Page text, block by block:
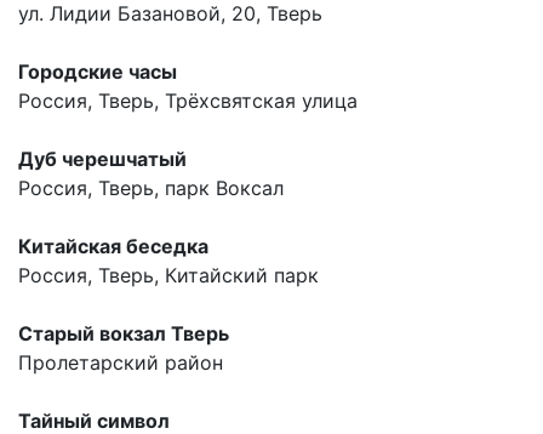
ул. Лидии Базановой, 20, Тверь
Городские часы
Россия, Тверь, Трёхсвятская улица
Дуб черешчатый
Россия, Тверь, парк Воксал
Китайская беседка
Россия, Тверь, Китайский парк
Старый вокзал Тверь
Пролетарский район
Тайный символ